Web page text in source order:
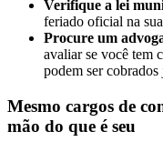
Verifique a lei
feriado oficial na
Procure um
avaliar se você tem
podem ser
Mesmo cargos de
mão do que é seu